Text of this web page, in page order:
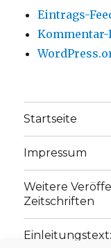
Eintrags-
Kommentar-
Startseite
Impressum
Weitere
Zeitschriften